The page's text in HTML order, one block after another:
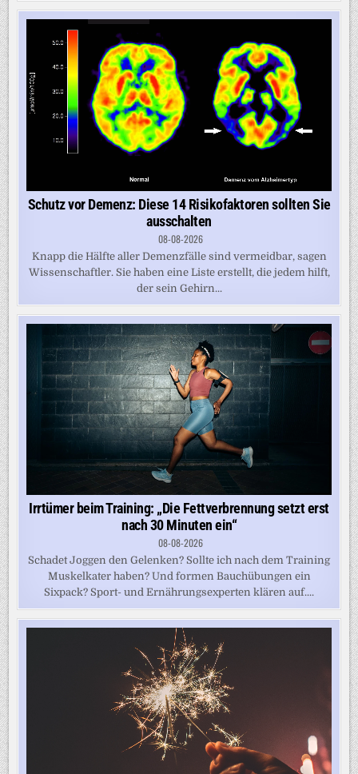
Schutz vor Demenz: Diese 14 Risikofaktoren sollten Sie
ausschalten
08-08-2026
Knapp die Hälfte aller Demenzfälle sind vermeidbar, sagen
Wissenschaftler. Sie haben eine Liste erstellt, die jedem hilft,
der sein Gehirn...
Irrtümer beim Training: „Die Fettverbrennung setzt erst
nach 30 Minuten ein“
08-08-2026
Schadet Joggen den Gelenken? Sollte ich nach dem Training
Muskelkater haben? Und formen Bauchübungen ein
Sixpack? Sport- und Ernährungsexperten klären auf....